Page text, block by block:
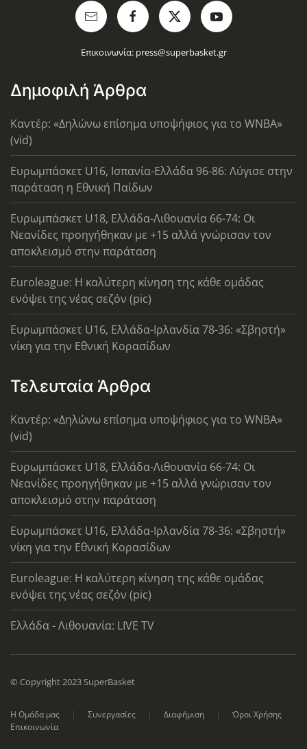
Επικοινωνία: press@superbasket.gr
Δημοφιλή Άρθρα
Καντέρ: «Δηλώνω επίσημα υποψήφιος για το WNBA»
(vid)
Ευρωμπάσκετ U16, Ισπανία-Ελλάδα 96-86: Λύγισε στην
παράταση η Εθνική Παίδων
Ευρωμπάσκετ U18, Ελλάδα-Λιθουανία 66-74: Οι
Νεανίδες προηγήθηκαν με +15 αλλά γνώρισαν τον
αποκλεισμό στην παράταση
Euroleague: Η καλύτερη κίνηση της κάθε ομάδας
ενόψει της νέας σεζόν (pic)
Ευρωμπάσκετ U16, Ελλάδα-Ιρλανδία 78-36: «Σβηστή»
νίκη για την Εθνική Κορασίδων
Τελευταία Άρθρα
Καντέρ: «Δηλώνω επίσημα υποψήφιος για το WNBA»
(vid)
Ευρωμπάσκετ U18, Ελλάδα-Λιθουανία 66-74: Οι
Νεανίδες προηγήθηκαν με +15 αλλά γνώρισαν τον
αποκλεισμό στην παράταση
Ευρωμπάσκετ U16, Ελλάδα-Ιρλανδία 78-36: «Σβηστή»
νίκη για την Εθνική Κορασίδων
Euroleague: Η καλύτερη κίνηση της κάθε ομάδας
ενόψει της νέας σεζόν (pic)
Ελλάδα - Λιθουανία: LIVE TV
© Copyright 2023 SuperBasket
Η Ομάδα μας Συνεργασίες Διαφήμιση
Όροι Χρήσης
Επικοινωνία